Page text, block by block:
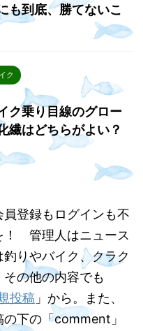
も到底、勝てないこ
ク
ク乗り目線のグロー
繊はどちらがよい？
登録もログインも不
！ 管理人はニュース
りやバイク、クラク
の他の内容でも
投稿 」から。また、
下の「comment」